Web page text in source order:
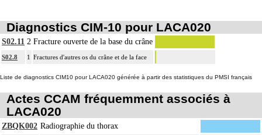
11
L'évacuation de collection articulaire inclut le lavage de l'articulation, avec ou
sans drainage.
Diagnostics CIM-10 pour LACA020
S02.11 2 Fracture ouverte de la base du crâne
S02.8 1 Fractures d'autres os du crâne et de la face
Liste de diagnostics CIM10 pour LACA020 générée à partir des statistiques du PMSI français
Actes CCAM fréquemment associés à
LACA020
ZBQK002 Radiographie du thorax